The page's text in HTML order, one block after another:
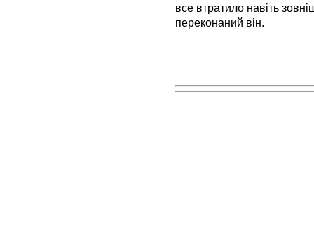
все втратило навіть
переконаний він.